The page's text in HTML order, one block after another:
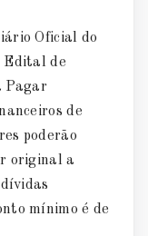
Oficial do
Edital de
Pagar
de
poderão
original a
mínimo é de